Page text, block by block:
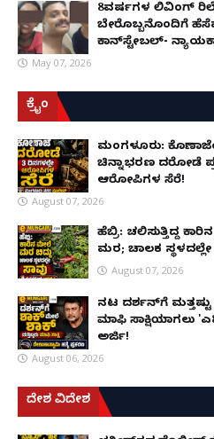
8ವರ್ಷಗಳ ಲಿವಿಂಗ್‌
ಬೇರೊಬ್ಬನೊಂದಿಗೆ
ಕಾನ್‌ಸ್ಟೇಬಲ್-
May 07, 2026
ಕ್ರೈಂ
ಮಂಗಳೂರು:
ಚಿನ್ನಾಭರಣ ದರೋಡೆ
ಆರೋಪಿಗಳ ಸೆರೆ!
August 07, 2026
ಹೆಬ್ರಿ: ಚಲಿಸುತ್ತಿದ್ದ
ಮರ; ಚಾಲಕ
August 07, 2026
ನಟ ದರ್ಶನ್‌ಗೆ
ಮಾಫಿ ಸಾಕ್ಷಿಯಾಗಲು
ಅರ್ಜಿ!
August 06, 2026
ದೇಶ ವಿದೇಶ